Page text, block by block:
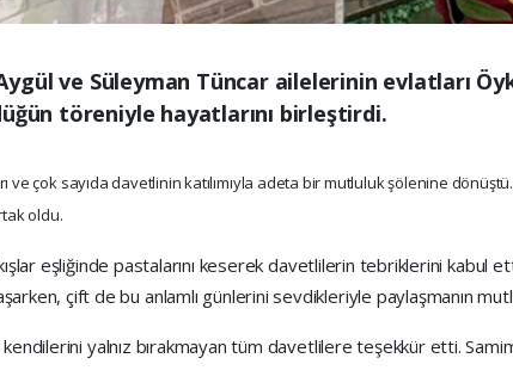
ve Süleyman Tüncar ailelerinin evlatları
töreniyle hayatlarını birleştirdi.
çok sayıda davetlinin katılımıyla adeta bir mutluluk şölenine
oldu.
eşliğinde pastalarını keserek davetlilerin tebriklerini kabul
çift de bu anlamlı günlerini sevdikleriyle paylaşmanın
yalnız bırakmayan tüm davetlilere teşekkür etti.